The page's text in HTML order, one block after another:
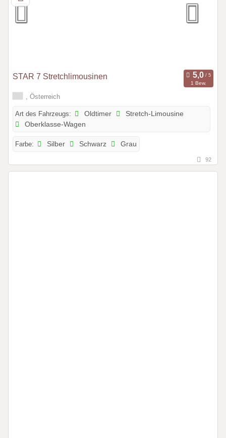
STAR 7 Stretchlimousinen
1 Bew.
, Österreich
Art des Fahrzeugs: Oldtimer
Stretch-Limousine
Oberklasse-Wagen
Farbe: Silber Schwarz Grau
92